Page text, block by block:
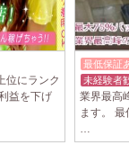
位にランク
益を下げ
最低保証
未経験者
業界最高
ます。 最
…